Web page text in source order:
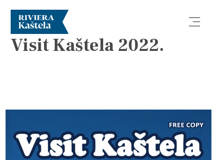
Explore
Destination
BROCHURES
Visit Kaštela 2022.